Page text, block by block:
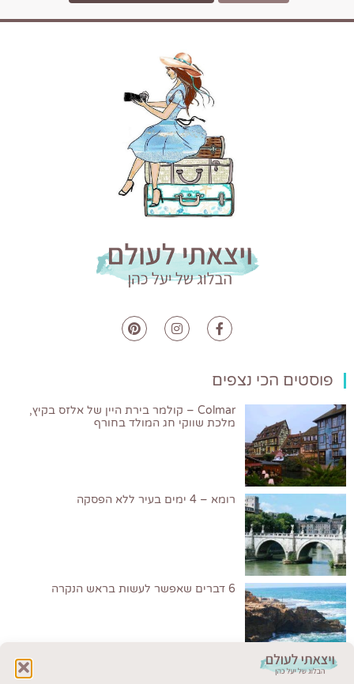
פוסטים הכי נצפים
Colmar – קולמר בירת היין של אלזס בקיץ,
מלכת שווקי חג המולד בחורף
רומא – 4 ימים בעיר ללא הפסקה
6 דברים שאפשר לעשות בראש הנקרה